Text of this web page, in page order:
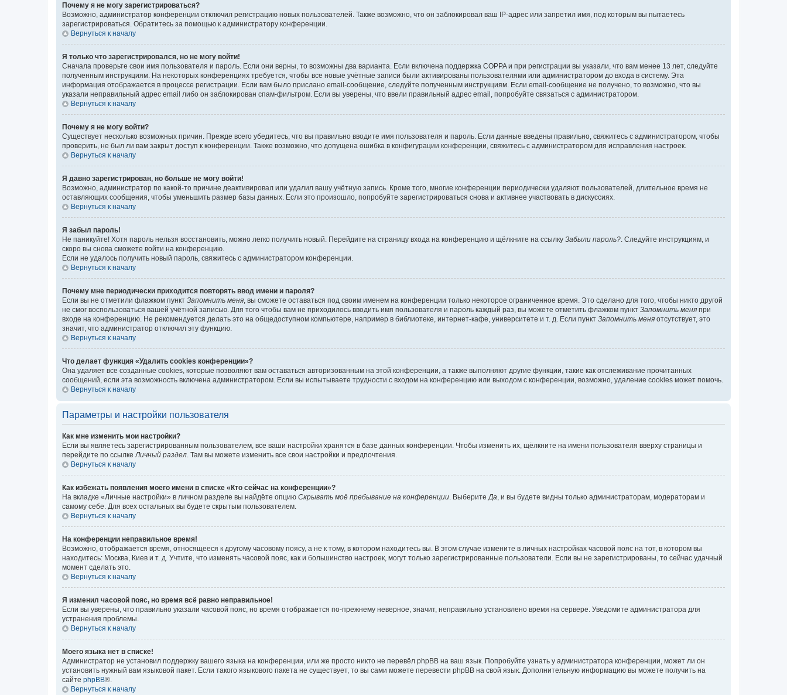
Почему я не могу зарегистрироваться?
Возможно, администратор конференции отключил регистрацию новых пользователей. Также возможно, что он заблокировал ваш IP-адрес или запретил имя, под которым вы пытаетесь
зарегистрироваться. Обратитесь за помощью к администратору конференции.
Вернуться к началу
Я только что зарегистрировался, но не могу войти!
Сначала проверьте свои имя пользователя и пароль. Если они верны, то возможны два варианта. Если включена поддержка COPPA и при регистрации вы указали, что вам менее 13 лет, следуйте
полученным инструкциям. На некоторых конференциях требуется, чтобы все новые учётные записи были активированы пользователями или администратором до входа в систему. Эта
информация отображается в процессе регистрации. Если вам было прислано email-сообщение, следуйте полученным инструкциям. Если email-сообщение не получено, то возможно, что вы
указали неправильный адрес email либо он заблокирован спам-фильтром. Если вы уверены, что ввели правильный адрес email, попробуйте связаться с администратором.
Вернуться к началу
Почему я не могу войти?
Существует несколько возможных причин. Прежде всего убедитесь, что вы правильно вводите имя пользователя и пароль. Если данные введены правильно, свяжитесь с администратором, чтобы
проверить, не был ли вам закрыт доступ к конференции. Также возможно, что допущена ошибка в конфигурации конференции, свяжитесь с администратором для исправления настроек.
Вернуться к началу
Я давно зарегистрирован, но больше не могу войти!
Возможно, администратор по какой-то причине деактивировал или удалил вашу учётную запись. Кроме того, многие конференции периодически удаляют пользователей, длительное время не
оставляющих сообщения, чтобы уменьшить размер базы данных. Если это произошло, попробуйте зарегистрироваться снова и активнее участвовать в дискуссиях.
Вернуться к началу
Я забыл пароль!
Не паникуйте! Хотя пароль нельзя восстановить, можно легко получить новый. Перейдите на страницу входа на конференцию и щёлкните на ссылку Забыли пароль? . Следуйте инструкциям, и
скоро вы снова сможете войти на конференцию.
Если не удалось получить новый пароль, свяжитесь с администратором конференции.
Вернуться к началу
Почему мне периодически приходится повторять ввод имени и пароля?
Если вы не отметили флажком пункт Запомнить меня , вы сможете оставаться под своим именем на конференции только некоторое ограниченное время. Это сделано для того, чтобы никто другой
не смог воспользоваться вашей учётной записью. Для того чтобы вам не приходилось вводить имя пользователя и пароль каждый раз, вы можете отметить флажком пункт Запомнить меня при
входе на конференцию. Не рекомендуется делать это на общедоступном компьютере, например в библиотеке, интернет-кафе, университете и т. д. Если пункт Запомнить меня отсутствует, это
значит, что администратор отключил эту функцию.
Вернуться к началу
Что делает функция «Удалить cookies конференции»?
Она удаляет все созданные cookies, которые позволяют вам оставаться авторизованным на этой конференции, а также выполняют другие функции, такие как отслеживание прочитанных
сообщений, если эта возможность включена администратором. Если вы испытываете трудности с входом на конференцию или выходом с конференции, возможно, удаление cookies может помочь.
Вернуться к началу
Параметры и настройки пользователя
Как мне изменить мои настройки?
Если вы являетесь зарегистрированным пользователем, все ваши настройки хранятся в базе данных конференции. Чтобы изменить их, щёлкните на имени пользователя вверху страницы и
перейдите по ссылке Личный раздел . Там вы можете изменить все свои настройки и предпочтения.
Вернуться к началу
Как избежать появления моего имени в списке «Кто сейчас на конференции»?
На вкладке «Личные настройки» в личном разделе вы найдёте опцию Скрывать моё пребывание на конференции . Выберите Да , и вы будете видны только администраторам, модераторам и
самому себе. Для всех остальных вы будете скрытым пользователем.
Вернуться к началу
На конференции неправильное время!
Возможно, отображается время, относящееся к другому часовому поясу, а не к тому, в котором находитесь вы. В этом случае измените в личных настройках часовой пояс на тот, в котором вы
находитесь: Москва, Киев и т. д. Учтите, что изменять часовой пояс, как и большинство настроек, могут только зарегистрированные пользователи. Если вы не зарегистрированы, то сейчас удачный
момент сделать это.
Вернуться к началу
Я изменил часовой пояс, но время всё равно неправильное!
Если вы уверены, что правильно указали часовой пояс, но время отображается по-прежнему неверное, значит, неправильно установлено время на сервере. Уведомите администратора для
устранения проблемы.
Вернуться к началу
Моего языка нет в списке!
Администратор не установил поддержку вашего языка на конференции, или же просто никто не перевёл phpBB на ваш язык. Попробуйте узнать у администратора конференции, может ли он
установить нужный вам языковой пакет. Если такого языкового пакета не существует, то вы сами можете перевести phpBB на свой язык. Дополнительную информацию вы можете получить на
сайте phpBB®.
Вернуться к началу